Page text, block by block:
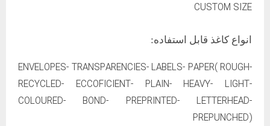
CUSTOM SIZE
انواع کاغذ قابل استفاده:
ENVELOPES- TRANSPARENCIES- LABELS- PAPER( ROUGH-
RECYCLED- ECCOFICIENT- PLAIN- HEAVY- LIGHT-
COLOURED- BOND- PREPRINTED- LETTERHEAD-
PREPUNCHED)